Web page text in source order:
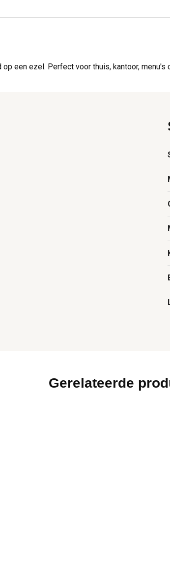
een ezel. Perfect voor thuis, kantoor,
Gerelateerde